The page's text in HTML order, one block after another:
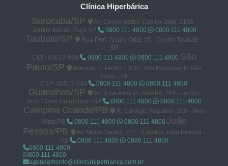
Clínica Hiperbárica
Sorocaba/SP
Av. Comendador Camilo Júlio, 2136 -
Jardim Ibiti do Paço SP
0800 111 4800 0800 111 4800
Taubaté/SP
Rua Prof. Álvaro Ortiz, 98 - Centro Taubaté -
SP
CEP: 05617-030
0800 111 4800 0800 111 4800 São
Paulo/SP
Avenida D. Pedro I, 380 - Vila Monumento São
Paulo - SP
CEP: 05617-030
0800 111 4800 0800 111 4800
Guarulhos/SP
Av. José Antônio Zeraibe, 754 - Jardim
Bom Clima Guarulhos - SP
0800 111 4800 0800 111 4800
Campina Grande/PB
R. Cônego Pequeno, 360 - Bela
Vista PB
0800 111 4800 0800 111 4800 João
Pessoa/PB
Av. Minas Gerais, 777 - Estados João Pessoa -
PB
0800 111 4800
0800 111 4800
0800 111 4800
800 111 4800
agendamento@clinicahiperbarica.com.br